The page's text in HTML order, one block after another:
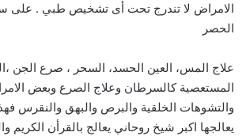
الامراض لا تندرج تحت أى تشخيص طبي . على
الحصر
علاج المس، العين الحسد، السحر ، صرع الجن
المستعصية كالسرطان وعلاج الصرع وبعض
والتشوهات الخلقية والبرص والبهق والنقرس
يعالجها اكبر شيخ روحاني يعالج بالقرأن الكريم